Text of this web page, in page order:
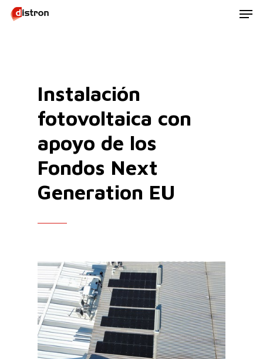
Skip
Instalación
fotovoltaica con
apoyo de los
Fondos Next
Generation EU